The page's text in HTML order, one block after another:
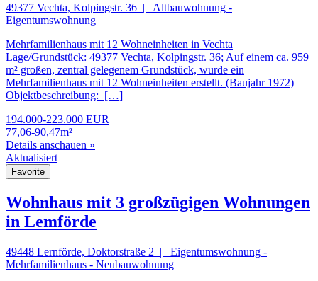
49377 Vechta, Kolpingstr. 36 | Altbauwohnung -
Eigentumswohnung
Mehrfamilienhaus mit 12 Wohneinheiten in Vechta
Lage/Grundstück: 49377 Vechta, Kolpingstr. 36; Auf einem ca. 959
m² großen, zentral gelegenem Grundstück, wurde ein
Mehrfamilienhaus mit 12 Wohneinheiten erstellt. (Baujahr 1972)
Objektbeschreibung: […]
194.000-223.000 EUR
77,06-90,47m²
Details anschauen »
Aktualisiert
Favorite
Wohnhaus mit 3 großzügigen Wohnungen
in Lemförde
49448 Lernförde, Doktorstraße 2 | Eigentumswohnung -
Mehrfamilienhaus - Neubauwohnung